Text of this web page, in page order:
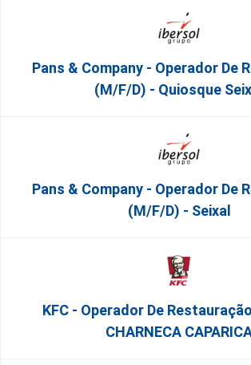
Pans & Company - Operador De
(m/f/d) - Quiosque
Pans & Company - Operador De
(m/f/d) - Seixal
KFC - Operador De
CHARNECA